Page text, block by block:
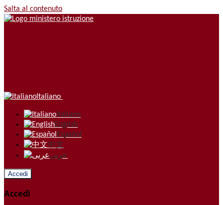
Salta al contenuto
Italiano
Italiano
English
Español
中文
عربى
Accedi
Accedi